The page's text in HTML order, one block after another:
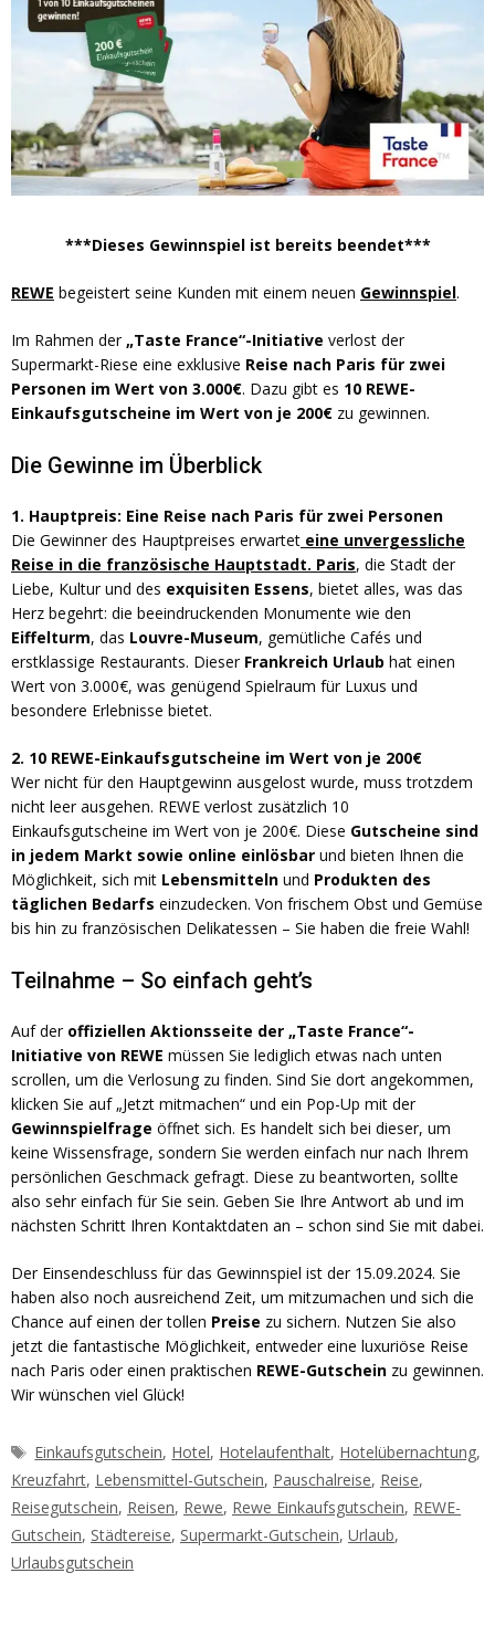
***Dieses Gewinnspiel ist bereits beendet***
REWE begeistert seine Kunden mit einem neuen Gewinnspiel.
Im Rahmen der„Taste France“-Initiative verlost der
Supermarkt-Riese eine exklusive Reise nach Paris für zwei
Personen im Wert von 3.000€. Dazu gibt es 10 REWE-
Einkaufsgutscheine im Wert von je 200€ zu gewinnen.
Die Gewinne im Überblick
1. Hauptpreis: Eine Reise nach Paris für zwei Personen
Die Gewinner des Hauptpreises erwartet eine unvergessliche
Reise in die französische Hauptstadt. Paris, die Stadt der
Liebe, Kultur und des exquisiten Essens, bietet alles, was das
Herz begehrt: die beeindruckenden Monumente wie den
Eiffelturm, das Louvre-Museum, gemütliche Cafés und
erstklassige Restaurants. Dieser Frankreich Urlaub hat einen
Wert von 3.000€, was genügend Spielraum für Luxus und
besondere Erlebnisse bietet.
2. 10 REWE-Einkaufsgutscheine im Wert von je 200€
Wer nicht für den Hauptgewinn ausgelost wurde, muss trotzdem
nicht leer ausgehen. REWE verlost zusätzlich 10
Einkaufsgutscheine im Wert von je 200€. Diese Gutscheine sind
in jedem Markt sowie online einlösbar und bieten Ihnen die
Möglichkeit, sich mit Lebensmitteln und Produkten des
täglichen Bedarfs einzudecken. Von frischem Obst und Gemüse
bis hin zu französischen Delikatessen – Sie haben die freie Wahl!
Teilnahme – So einfach geht’s
Auf der offiziellen Aktionsseite der „Taste France“-
Initiative von REWE müssen Sie lediglich etwas nach unten
scrollen, um die Verlosung zu finden. Sind Sie dort angekommen,
klicken Sie auf „Jetzt mitmachen“ und ein Pop-Up mit der
Gewinnspielfrage öffnet sich. Es handelt sich bei dieser, um
keine Wissensfrage, sondern Sie werden einfach nur nach Ihrem
persönlichen Geschmack gefragt. Diese zu beantworten, sollte
also sehr einfach für Sie sein. Geben Sie Ihre Antwort ab und im
nächsten Schritt Ihren Kontaktdaten an – schon sind Sie mit dabei.
Der Einsendeschluss für das Gewinnspiel ist der 15.09.2024. Sie
haben also noch ausreichend Zeit, um mitzumachen und sich die
Chance auf einen der tollen Preise zu sichern. Nutzen Sie also
jetzt die fantastische Möglichkeit, entweder eine luxuriöse Reise
nach Paris oder einen praktischen REWE-Gutschein zu gewinnen.
Wir wünschen viel Glück!
Schlagwörter
Einkaufsgutschein, Hotel, Hotelaufenthalt, Hotelübernachtung,
Kreuzfahrt, Lebensmittel-Gutschein, Pauschalreise, Reise,
Reisegutschein, Reisen, Rewe, Rewe Einkaufsgutschein, REWE-
Gutschein, Städtereise, Supermarkt-Gutschein, Urlaub,
Urlaubsgutschein